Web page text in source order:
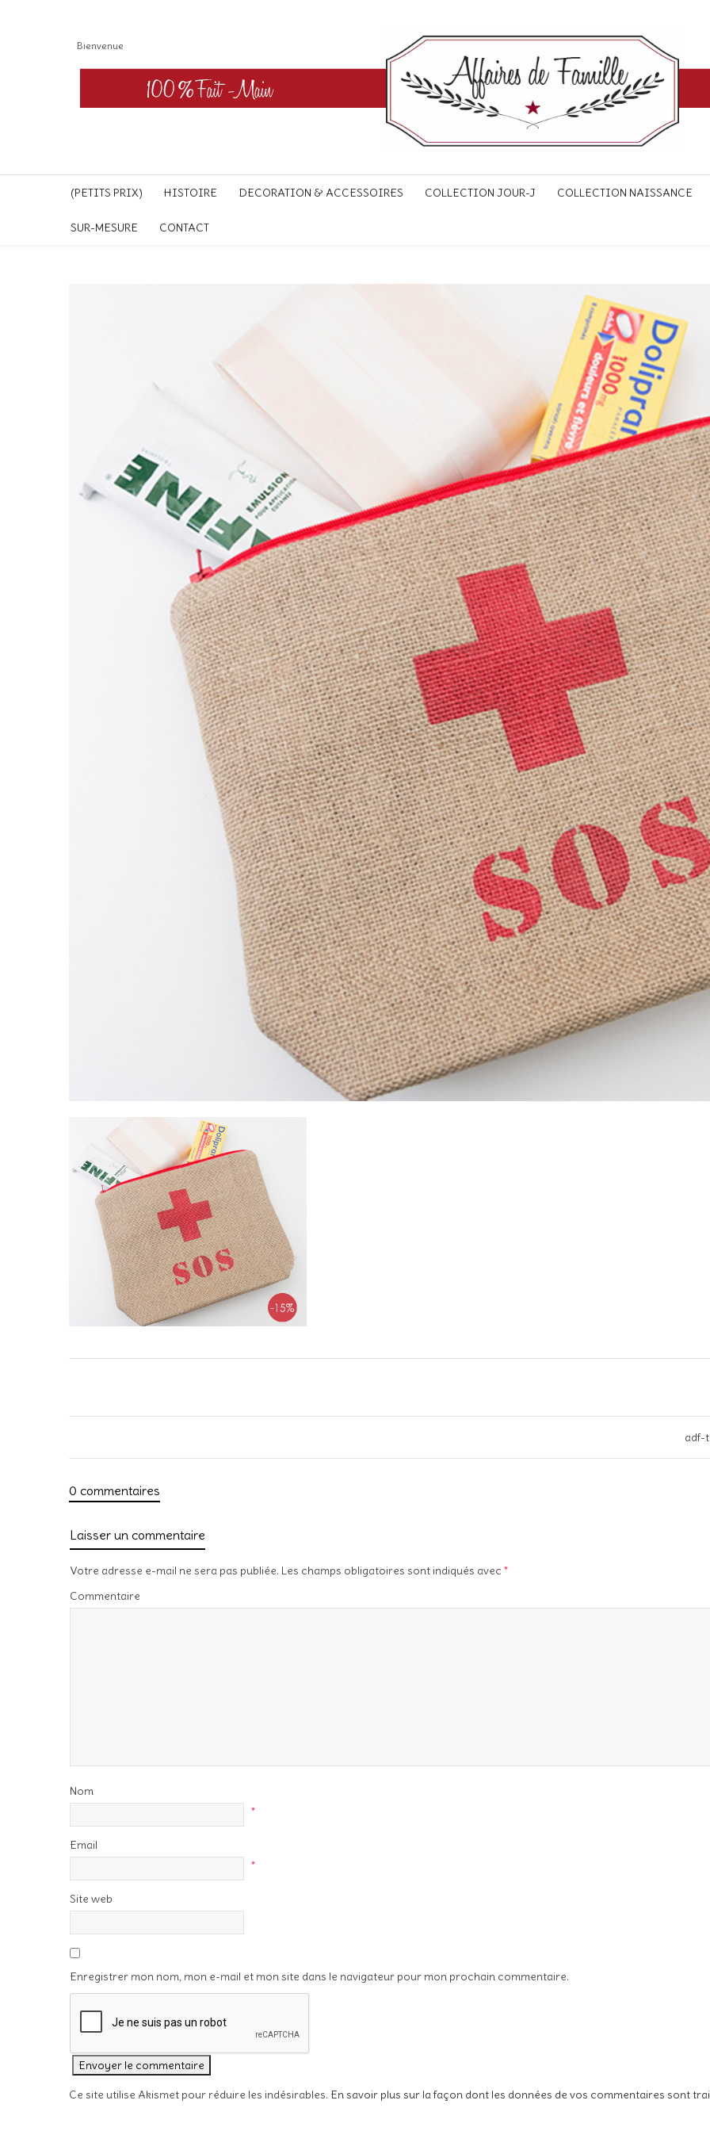
Bienvenue
(PETITS PRIX) HISTOIRE DECORATION & ACCESSOIRES COLLECTION JOUR-J COLLECTION NAISSANCE
SUR-MESURE CONTACT
adf-
0 commentaires
Laisser un commentaire
Votre adresse e-mail ne sera pas publiée. Les champs obligatoires sont indiqués avec *
Commentaire
Nom
*
Email
*
Site web
Enregistrer mon nom, mon e-mail et mon site dans le navigateur pour mon prochain commentaire.
Ce site utilise Akismet pour réduire les indésirables. En savoir plus sur la façon dont les données de vos commentaires sont